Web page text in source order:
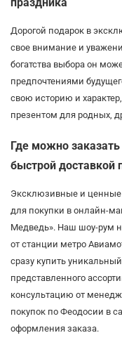
Дорогой подарок в
свое внимание и
богатства выбора он
предпочтениями
свою историю и
презентом для родных,
Где можно
быстрой доставкой
Эксклюзивные и ценные
для покупки в онлайн-
Медведь». Наш шоу-рум
от станции метро
сразу купить
представленного
консультацию от
покупок по Феодосии в
оформления заказа.